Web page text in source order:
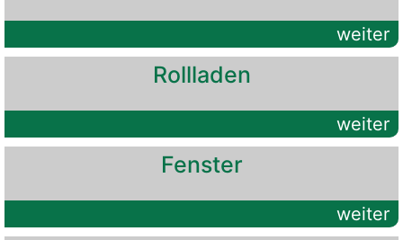
weiter
Rollladen
weiter
Fenster
weiter